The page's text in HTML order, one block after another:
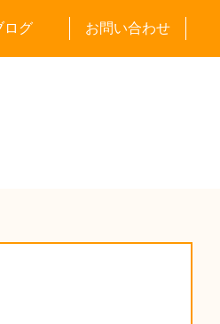
ログ お問い合わせ